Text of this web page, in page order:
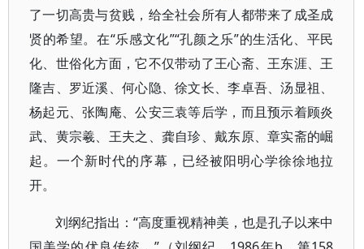
了一切高贵与贫贱，给全社会所有人都带来了成圣成
贤的希望。在“乐感文化”“孔颜之乐”的生活化、平民
化、世俗化方面，它不仅带动了王心斋、王东涯、王
隆吉、罗近溪、何心隐、徐文长、李卓吾、汤显祖、
杨起元、张陶庵、公安三袁等后学，而且预示着顾炎
武、黄宗羲、王夫之、龚自珍、戴东原、章实斋的崛
起。一个新时代的序幕，已经被阳明心学徐徐地拉
开。
刘纲纪指出：“高度重视精神美，也是孔子以来中